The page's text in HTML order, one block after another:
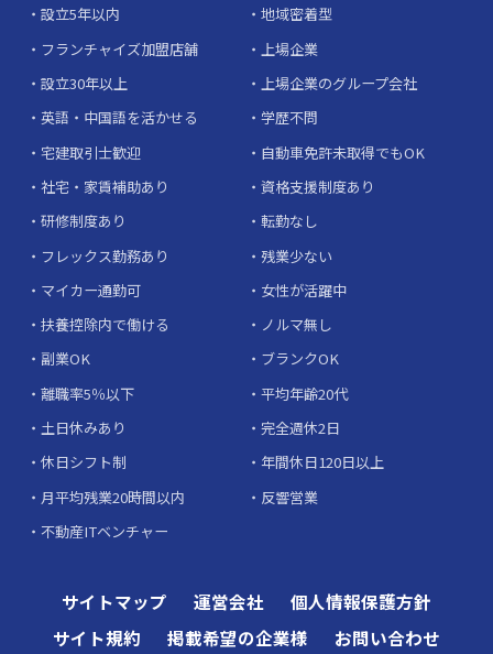
設立5年以内
地域密着型
フランチャイズ加盟店舗
上場企業
設立30年以上
上場企業のグループ会社
英語・中国語を活かせる
学歴不問
宅建取引士歓迎
自動車免許未取得でもOK
社宅・家賃補助あり
資格支援制度あり
研修制度あり
転勤なし
フレックス勤務あり
残業少ない
マイカー通勤可
女性が活躍中
扶養控除内で働ける
ノルマ無し
副業OK
ブランクOK
離職率5％以下
平均年齢20代
土日休みあり
完全週休2日
休日シフト制
年間休日120日以上
月平均残業20時間以内
反響営業
不動産ITベンチャー
サイトマップ 運営会社
個人情報保護方針
サイト規約
掲載希望の企業様 お問い合わせ